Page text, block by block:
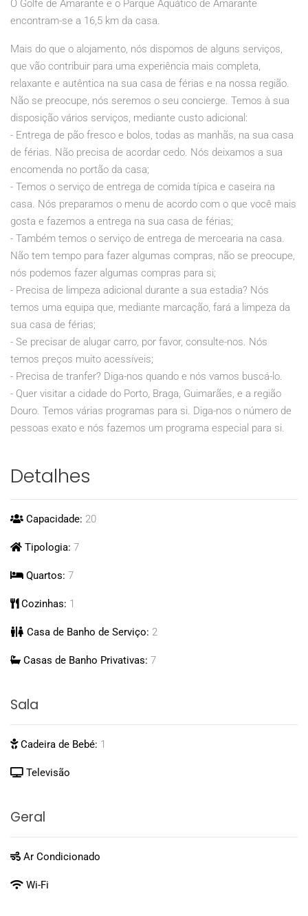
O Golfe de Amarante e o Parque Aquático de Amarante
encontram-se a 16,5 km da casa.
Mais do que o alojamento, nós dispomos de alguns serviços,
que vão contribuir para uma experiência mais completa,
relaxante e autêntica na sua casa de férias e na nossa região.
Não se preocupe, nós seremos o seu concierge. Temos à sua
disposição vários serviços, mediante custo adicional:
- Entrega de pão fresco e bolos, todas as manhãs, na sua casa
de férias. Não precisa de acordar cedo. Nós deixamos a sua
encomenda no portão da casa;
- Temos o serviço de entrega de comida típica e caseira na
casa. Nós preparamos o menu de acordo com o que você mais
gosta e fazemos a entrega na sua casa de férias;
- Também temos o serviço de entrega de mercearia na casa.
Não tem tempo para fazer algumas compras, não se preocupe,
nós podemos fazer algumas compras para si;
- Precisa de limpeza adicional durante a sua estadia? Nós
temos uma equipa que, mediante marcação, fará a limpeza da
sua casa de férias;
- Se precisar de alugar carro, por favor, consulte-nos. Nós
temos preços muito acessíveis;
- Precisa de tranfer? Diga-nos quando e nós vamos buscá-lo.
- Quer visitar a cidade do Porto, Braga, Guimarães, e a região
Douro. Temos várias programas para si. Diga-nos o número de
pessoas exato e nós fazemos um programa especial para si.
Detalhes
Capacidade: 20
Tipologia: 7
Quartos: 7
Cozinhas: 1
Casa de Banho de Serviço: 2
Casas de Banho Privativas: 7
Sala
Cadeira de Bebé: 1
Televisão
Geral
Ar Condicionado
Wi-Fi